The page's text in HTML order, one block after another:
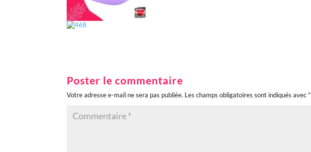
Poster le commentaire
Votre adresse e-mail ne sera pas publiée. Les champs obligatoires sont indiqués avec*